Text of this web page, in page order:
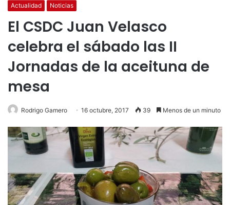
Actualidad Noticias
El CSDC Juan Velasco
celebra el sábado las II
Jornadas de la aceituna de
mesa
Rodrigo Gamero 16 octubre, 2017 39 Menos de un minuto